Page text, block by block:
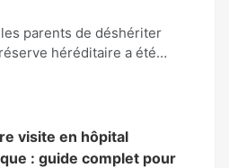
parents de déshériter
héréditaire a été…
visite en hôpital
: guide complet pour